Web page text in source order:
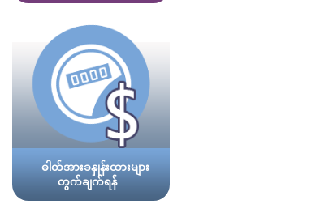
ဓါတ်အားခနှုန်းထားများ
တွက်ချက်ရန်